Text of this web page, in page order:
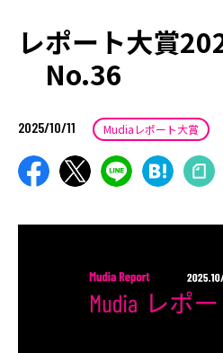
レポート大賞
No.36
2025/10/11 Mudiaレポート大賞